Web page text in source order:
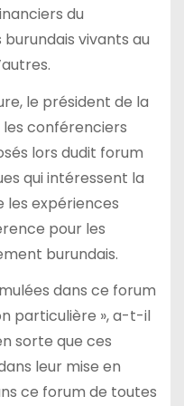
du
vivants au
le président de la
conférenciers
lors dudit forum
qui intéressent la
les expériences
pour les
burundais.
dans ce forum
particulière », a-t-il
sorte que ces
leur mise en
ce forum de toutes